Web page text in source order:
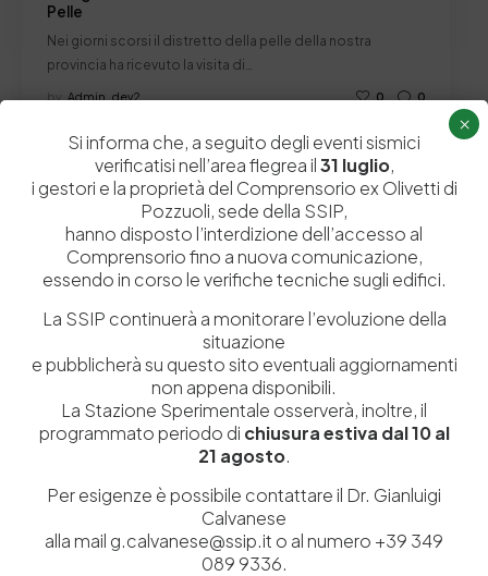
Pelle
Nei giorni scorsi il distretto della pelle della nostra
provincia ha ricevuto la visita di…
by Admin_dev2 0 0
Lascia un commento
Il tuo indirizzo email non sarà pubblicato. I campi obbligatori sono
contrassegnati*
Si informa che, a seguito degli eventi sismici
verificatisi nell’area flegrea il31 luglio,
i gestori e la proprietà del Comprensorio ex Olivetti di
Pozzuoli, sede della SSIP,
hanno disposto l’interdizione dell’accesso al
Comprensorio fino a nuova comunicazione,
essendo in corso le verifiche tecniche sugli edifici.
La SSIP continuerà a monitorare l’evoluzione della
situazione
e pubblicherà su questo sito eventuali aggiornamenti
non appena disponibili.
La Stazione Sperimentale osserverà, inoltre, il
programmato periodo di chiusura estiva dal 10 al
21 agosto.
Per esigenze è possibile contattare il Dr. Gianluigi
Calvanese
alla mail g.calvanese@ssip.it o al numero +39 349
089 9336.
×